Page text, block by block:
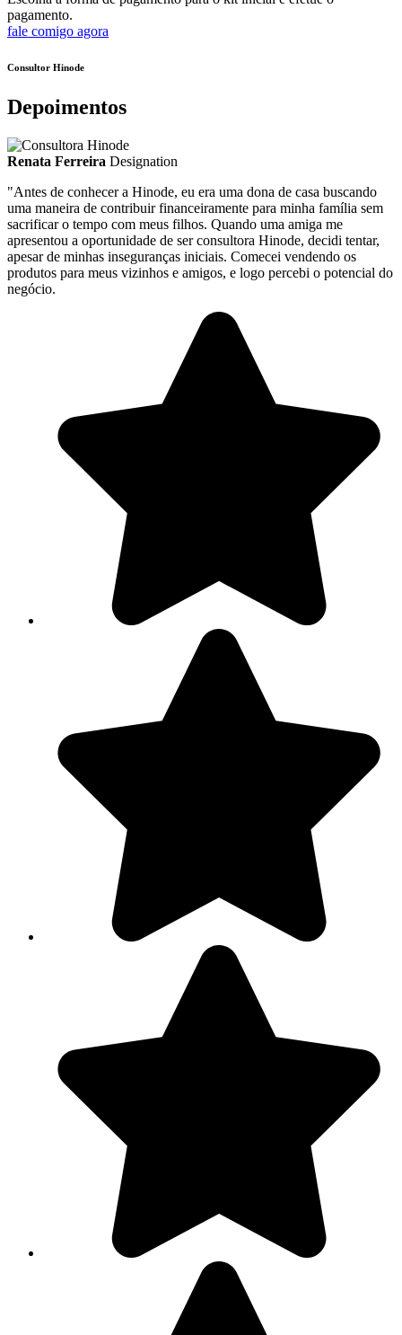
pagamento.
fale comigo agora
Consultor Hinode
Depoimentos
Renata Ferreira Designation
"Antes de conhecer a Hinode, eu era uma dona de casa buscando
uma maneira de contribuir financeiramente para minha família sem
sacrificar o tempo com meus filhos. Quando uma amiga me
apresentou a oportunidade de ser consultora Hinode, decidi tentar,
apesar de minhas inseguranças iniciais. Comecei vendendo os
produtos para meus vizinhos e amigos, e logo percebi o potencial do
negócio.